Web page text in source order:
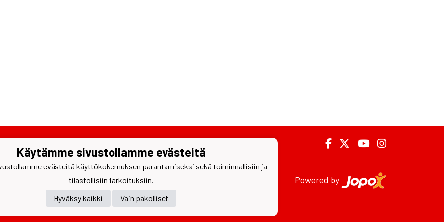
1 A, 33500 Tampere
Powered by
Käytämme sivustollamme evästeitä
evästeitä käyttökokemuksen parantamiseksi sekä toiminnallisiin ja
tilastollisiin tarkoituksiin.
Hyväksy kaikki
Vain pakolliset